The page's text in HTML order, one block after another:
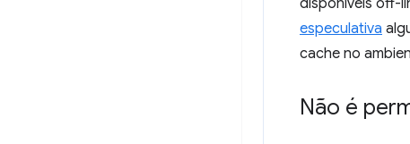
disponíveis off-
especulativa
cache no
Não é